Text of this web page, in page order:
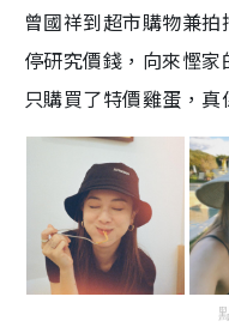
曾國祥到超市購物兼
停研究價錢，向來慳家
只購買了特價雞蛋，真